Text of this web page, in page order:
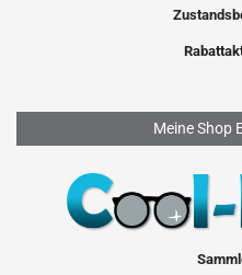
Meine Shop